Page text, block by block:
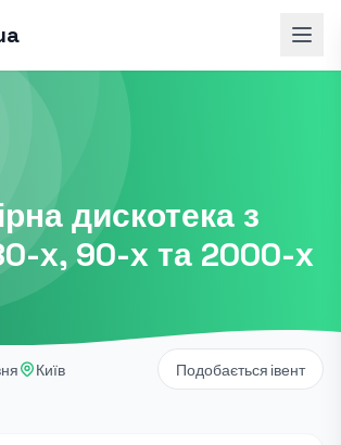
дискотека з
х, 90-х та 2000-х
Київ Подобається івент